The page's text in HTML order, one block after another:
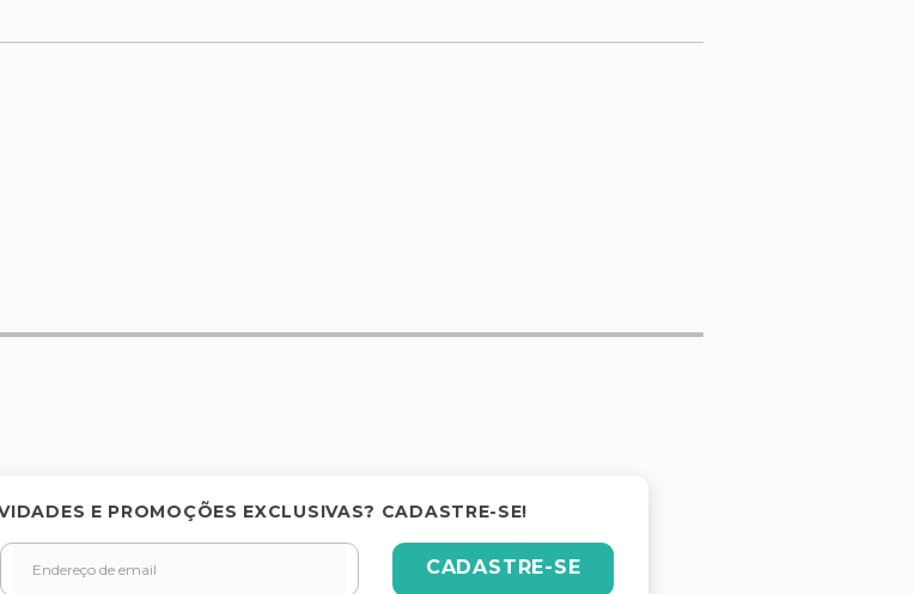
E PROMOÇÕES EXCLUSIVAS? CADASTRE-SE!
CADASTRE-SE